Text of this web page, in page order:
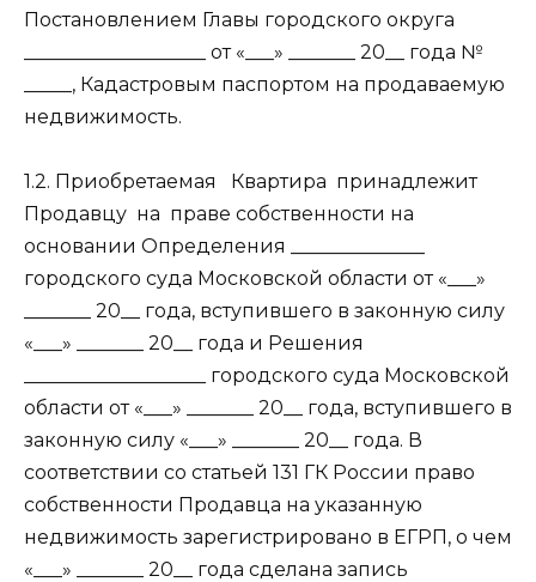
Постановлением Главы городского округа
___________________ от «___» _______ 20__ года №
_____, Кадастровым паспортом на продаваемую
недвижимость.
1.2. Приобретаемая Квартира принадлежит
Продавцу на праве собственности на
основании Определения ______________
городского суда Московской области от «___»
_______ 20__ года, вступившего в законную силу
«___» _______ 20__ года и Решения
___________________ городского суда Московской
области от «___» _______ 20__ года, вступившего в
законную силу «___» _______ 20__ года. В
соответствии со статьей 131 ГК России право
собственности Продавца на указанную
недвижимость зарегистрировано в ЕГРП, о чем
«___» _______ 20__ года сделана запись